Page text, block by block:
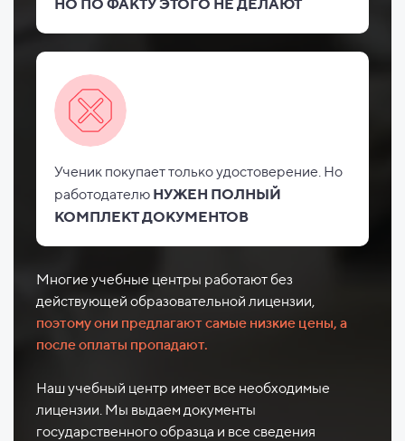
НО ПО ФАКТУ ЭТОГО НЕ ДЕЛАЮТ
Ученик покупает только удостоверение. Но
работодателю НУЖЕН ПОЛНЫЙ
КОМПЛЕКТ ДОКУМЕНТОВ
Многие учебные центры работают без
действующей образовательной лицензии,
поэтому они предлагают самые низкие цены, а
после оплаты пропадают.
Наш учебный центр имеет все необходимые
лицензии. Мы выдаем документы
государственного образца и все сведения